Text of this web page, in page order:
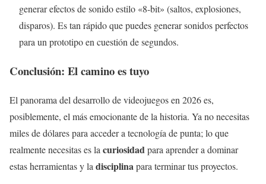
generar efectos de sonido estilo «8-bit» (saltos, explosiones,
disparos). Es tan rápido que puedes generar sonidos perfectos
para un prototipo en cuestión de segundos.
Conclusión: El camino es tuyo
El panorama del desarrollo de videojuegos en 2026 es,
posiblemente, el más emocionante de la historia. Ya no necesitas
miles de dólares para acceder a tecnología de punta; lo que
realmente necesitas es la curiosidadpara aprender a dominar
estas herramientas y la disciplinapara terminar tus proyectos.